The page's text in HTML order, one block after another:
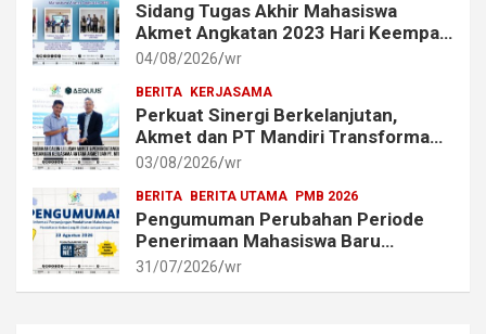
Sidang Tugas Akhir Mahasiswa
Akmet Angkatan 2023 Hari Keempat
dan Kelima Berlangsung Lancar
04/08/2026 wr
BERITA KERJASAMA
Perkuat Sinergi Berkelanjutan,
Akmet dan PT Mandiri Transforma
Global (MTG) Resmi Perpanjang
03/08/2026 wr
BERITA BERITA UTAMA PMB 2026
Pengumuman Perubahan Periode
Penerimaan Mahasiswa Baru
Akademi Metrologi dan
31/07/2026 wr